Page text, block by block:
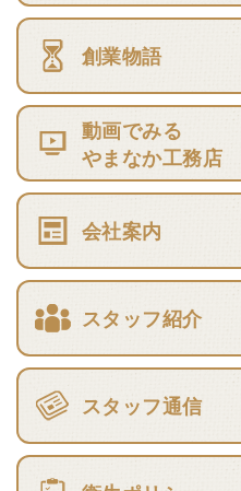
創業物語
動画でみる
やまなか工務店
会社案内
スタッフ紹介
スタッフ通信